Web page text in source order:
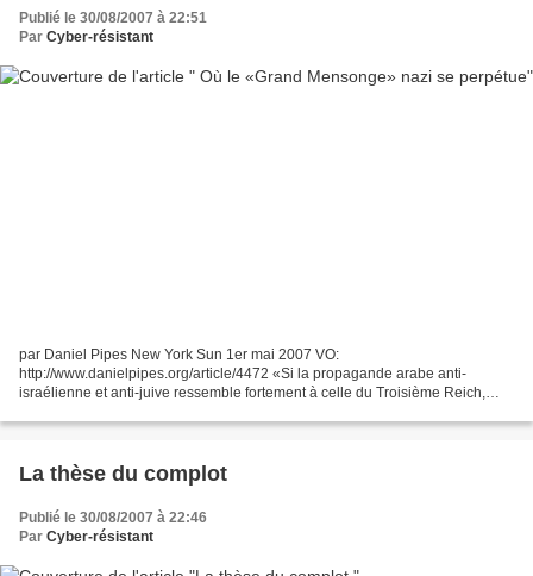
Publié le 30/08/2007 à 22:51
Par Cyber-résistant
par Daniel Pipes New York Sun 1er mai 2007 VO:
http://www.danielpipes.org/article/4472 «Si la propagande arabe anti-
israélienne et anti-juive ressemble fortement à celle du Troisième Reich,
La thèse du complot
Publié le 30/08/2007 à 22:46
Par Cyber-résistant